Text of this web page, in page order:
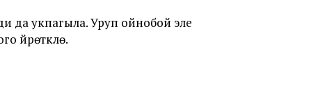
да укпагыла. Уруп ойнобой эле